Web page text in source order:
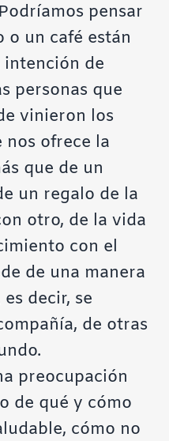
pensar
o un café están
intención de
personas que
vinieron los
nos ofrece la
que de un
un regalo de la
otro, de la vida
con el
de una manera
decir, se
de otras
preocupación
de qué y cómo
cómo no